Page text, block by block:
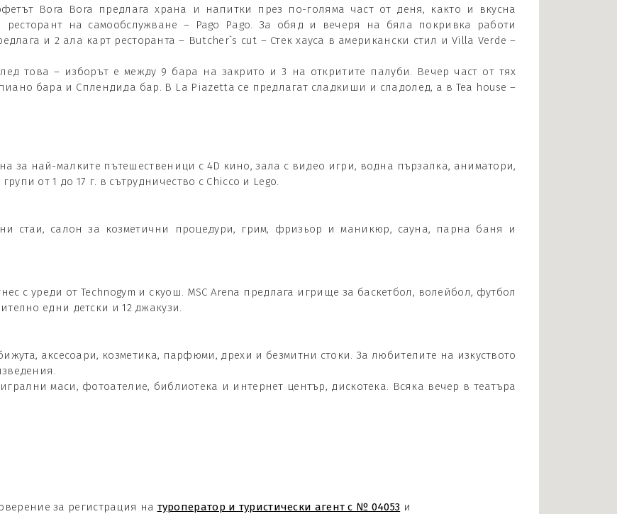
Bora Bora предлага храна и напитки през по-голяма част от деня, както и вкусна
на самообслужване – Pago Pаgo. За обяд и вечеря на бяла покривка работи
и 2 ала карт ресторанта – Butcher`s cut – Стек хауса в американски стил и Villa Verde –
това – изборът е между 9 бара на закрито и 3 на откритите палуби. Вечер част от тях
бара и Сплендида бар. В La Piazetta се предлагат сладкиши и сладолед, а в Tea house –
за най-малките пътешественици с 4D кино, зала с видео игри, водна пързалка, аниматори,
от 1 до 17 г. в сътрудничество с Chicco и Lego.
стаи, салон за козметични процедури, грим, фризьор и маникюр, сауна, парна баня и
с уреди от Technogym и скуош. MSC Arena предлага игрище за баскетбол, волейбол, футбол
едни детски и 12 джакузи.
аксесоари, козметика, парфюми, дрехи и безмитни стоки. За любителите на изкуството
маси, фотоателие, библиотека и интернет център, дискотека. Всяка вечер в театъра
за регистрация на туроператор и туристически агент с № 04053 и